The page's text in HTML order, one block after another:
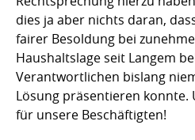
dies ja aber nichts daran,
fairer Besoldung bei
Haushaltslage seit Langem
Verantwortlichen bislang
Lösung präsentieren konnte.
für unsere Beschäftigten!